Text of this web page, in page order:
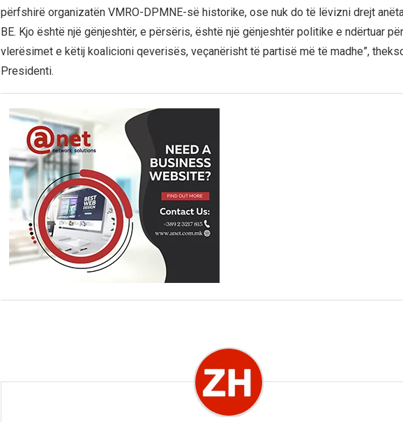
përfshirë organizatën VMRO-DPMNE-së historike, ose nuk do të lëvizni drejt
BE. Kjo është një gënjeshtër, e përsëris, është një gënjeshtër politike e ndërtuar
vlerësimet e këtij koalicioni qeverisës, veçanërisht të partisë më të madhe”,
Presidenti.